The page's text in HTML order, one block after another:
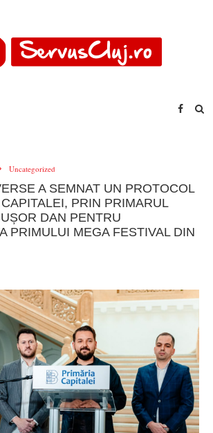
Uncategorized
A SEMNAT UN PROTOCOL
PRIN PRIMARUL
DAN PENTRU
PRIMULUI MEGA FESTIVAL DIN